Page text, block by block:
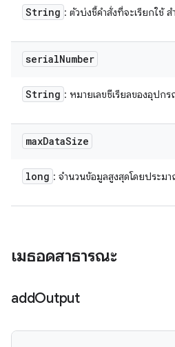
String : ตัวบ่งชี้คําสั่งที่จะเรียกใช้
serialNumber
String : หมายเลขซีเรียลของอุปก
maxDataSize
long : จํานวนข้อมูลสูงสุดโดยประม
เมธอดสาธารณะ
addOutput